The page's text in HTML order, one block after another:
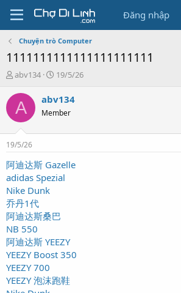
Đăng nhập
Chuyện trò Computer
1111111111111111111111
T
r
e
a
s
t
a
r
t
e
r
abv134
N
à
g
19/5/26
A abv134
Member
19/5/26
阿迪达斯 Gazelle
adidas Spezial
Nike Dunk
乔丹1代
阿迪达斯桑巴
NB 550
阿迪达斯 YEEZY
YEEZY Boost 350
YEEZY 700
YEEZY 泡沫跑鞋